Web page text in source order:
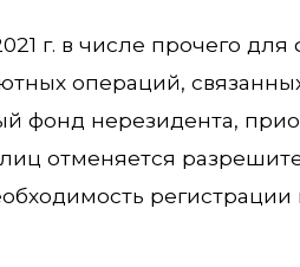
г. в числе прочего
операций,
фонд нерезидента,
отменяется